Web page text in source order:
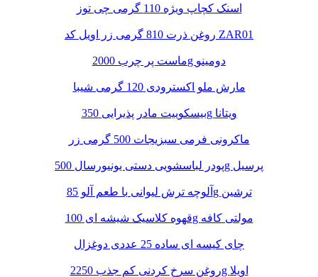
اسنک کچاپ ویژه 110 گرمی چی توز
روغن ذرت 810 گرمی زر اویل کد ZAR01
ماست پر چرب 2000g دومینو
مارش ملو اکسترودی 120 گرمی شیبا
بیسکوییت مادر پذیرایی 350g ویتانا
ماکرونی فرمی سبزیجات 500 گرمی زر
پودر لباسشویی دستی یونیورسال 500g پرسیل
آلوچه ترش لیوانی با طعم آلو 85g ترشین
قهوه کلاسیک شیشه ای 100g مولتی کافه
چای کیسه ای ساده 25 عددی دوغزال
روغن سرخ کردنی کم جذب 2250g اویلا